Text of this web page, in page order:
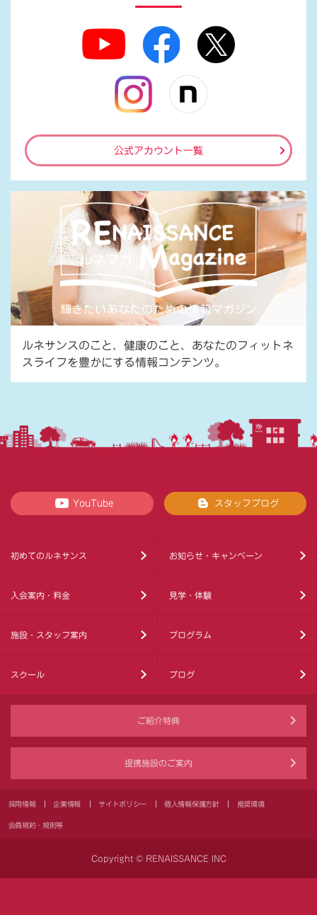
公式アカウント一覧
ルネサンスのこと、健康のこと、あなたのフィットネ
スライフを豊かにする情報コンテンツ。
YouTube スタッフブログ
初めてのルネサンス お知らせ・キャンペーン
入会案内・料金 見学・体験
施設・スタッフ案内 プログラム
スクール ブログ
ご紹介特典
提携施設のご案内
採用情報 企業情報 サイトポリシー 個人情報保護方針 推奨環境
会員規約・規則等
Copyright © RENAISSANCE INC